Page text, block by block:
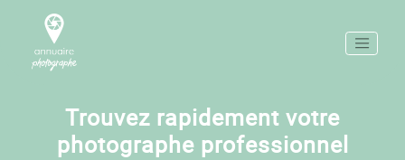
Trouvez rapidement votre
photographe professionnel